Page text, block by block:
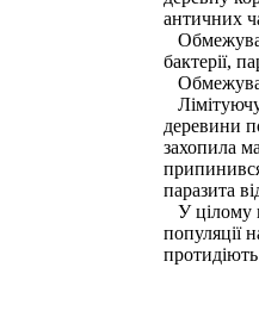
античних
бактерії,
деревини
захопила
паразита
У цілому
популяції